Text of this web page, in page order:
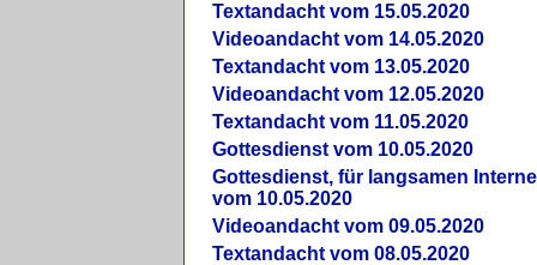
Textandacht vom 15.05.2020
Videoandacht vom 14.05.2020
Textandacht vom 13.05.2020
Videoandacht vom 12.05.2020
Textandacht vom 11.05.2020
Gottesdienst vom 10.05.2020
Gottesdienst, für langsamen
vom 10.05.2020
Videoandacht vom 09.05.2020
Textandacht vom 08.05.2020